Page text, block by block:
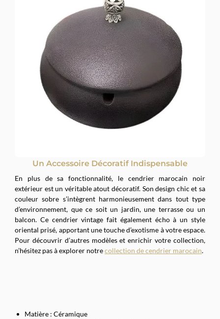
Un Accessoire Décoratif Indispensable
En plus de sa fonctionnalité, le cendrier marocain noir
extérieur est un véritable atout décoratif. Son design chic et sa
couleur sobre s’intègrent harmonieusement dans tout type
d’environnement, que ce soit un jardin, une terrasse ou un
balcon. Ce cendrier vintage fait également écho à un style
oriental prisé, apportant une touche d’exotisme à votre espace.
Pour découvrir d’autres modèles et enrichir votre collection,
n’hésitez pas à explorer notrecollection de cendrier marocain.
Matière : Céramique